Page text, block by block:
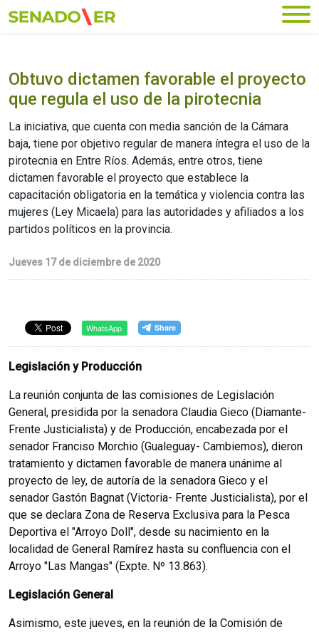
Ir al menú principal
Obtuvo dictamen favorable el proyecto
que regula el uso de la pirotecnia
La iniciativa, que cuenta con media sanción de la Cámara
baja, tiene por objetivo regular de manera íntegra el uso de la
pirotecnia en Entre Ríos. Además, entre otros, tiene
dictamen favorable el proyecto que establece la
capacitación obligatoria en la temática y violencia contra las
mujeres (Ley Micaela) para las autoridades y afiliados a los
partidos políticos en la provincia.
Jueves 17 de diciembre de 2020
WhatsApp
Legislación y Producción
La reunión conjunta de las comisiones de Legislación
General, presidida por la senadora Claudia Gieco (Diamante-
Frente Justicialista) y de Producción, encabezada por el
senador Franciso Morchio (Gualeguay- Cambiemos), dieron
tratamiento y dictamen favorable de manera unánime al
proyecto de ley, de autoría de la senadora Gieco y el
senador Gastón Bagnat (Victoria- Frente Justicialista), por el
que se declara Zona de Reserva Exclusiva para la Pesca
Deportiva el "Arroyo Doll", desde su nacimiento en la
localidad de General Ramírez hasta su confluencia con el
Arroyo "Las Mangas" (Expte. Nº 13.863).
Legislación General
Asimismo, este jueves, en la reunión de la Comisión de